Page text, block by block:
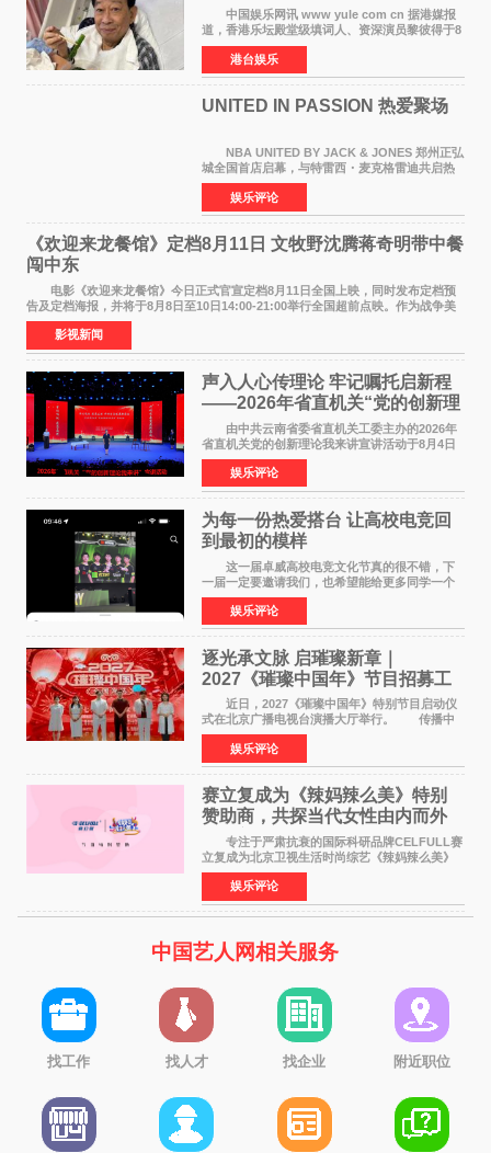
中国娱乐网讯 www yule com cn 据港媒报
道，香港乐坛殿堂级填词人、资深演员黎彼得于8
月5日上午因病离世，终年76岁。好友钟志光透
露，黎彼得今年3月中风后便卧床休养，身体机能
持续衰退，最
港台娱乐
UNITED IN PASSION 热爱聚场
NBA UNITED BY JACK & JONES 郑州正弘
城全国首店启幕，与特雷西・麦克格雷迪共启热
爱 2026 年7 月21 日，
NBAUNITEDBYJACK&JONES 全国首店，于郑
州正弘城正式启幕。NBA 传奇球星
娱乐评论
《欢迎来龙餐馆》定档8月11日 文牧野沈腾蒋奇明带中餐
闯中东
电影《欢迎来龙餐馆》今日正式官宣定档8月11日全国上映，同时发布定档预
告及定档海报，并将于8月8日至10日14:00-21:00举行全国超前点映。作为战争美
食大片，影片讲述的是中国厨师徐福（沈腾
影视新闻
声入人心传理论 牢记嘱托启新程
——2026年省直机关“党的创新理
论我来讲”宣讲活动圆满落幕
由中共云南省委省直机关工委主办的2026年
省直机关党的创新理论我来讲宣讲活动于8月4日
至5日在昆明举办。活动以 "牢记嘱托 感恩奋进
开创云南发展新局面 "为主题，坚持以新时代中国
特色社会主义
娱乐评论
为每一份热爱搭台 让高校电竞回
到最初的模样
这一届卓威高校电竞文化节真的很不错，下
一届一定要邀请我们，也希望能给更多同学一个
来到现场的机会。 2026卓威高校电竞文化节
已经落下帷幕，在活动结束后，仍有不少高校电
竞社负责人和现
娱乐评论
逐光承文脉 启璀璨新章｜
2027《璀璨中国年》节目招募工
作圆满启动
近日，2027《璀璨中国年》特别节目启动仪
式在北京广播电视台演播大厅举行。 传播中
华优秀传统文化，弘扬纯正国风艺术，打造高规
格、高质感、正能量的文艺盛典，是璀璨中国年
矢志不渝的初心
娱乐评论
赛立复成为《辣妈辣么美》特别
赞助商，共探当代女性由内而外
活力美
专注于严肃抗衰的国际科研品牌CELFULL赛
立复成为北京卫视生活时尚综艺《辣妈辣么美》
的特别赞助商,明星辣妈袁咏仪倾情参与，向广大
都市女性传递健康生活新主张，寄语当代女性在
家庭与自我之间
娱乐评论
中国艺人网相关服务
找工作 找人才 找企业 附近职位